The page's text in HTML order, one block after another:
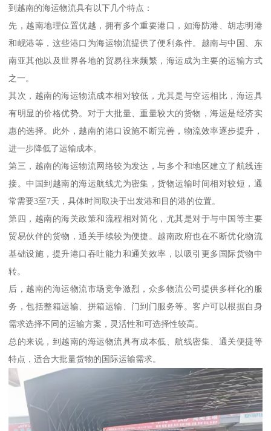
到越南的海运物流具有以下几个特点：
先，越南地理位置优越，拥有多个重要港口，如海防港、胡志明港
和岘港等，这些港口为海运物流提供了便利条件。越南与中国、东
南亚其他以及世界各地的贸易往来频繁，海运成为主要的运输方式
之一。
其次，越南的海运物流成本相对较低，尤其是与空运相比，海运具
有明显的价格优势。对于大批量、重量较大的货物，海运是经济实
惠的选择。此外，越南的港口设施不断完善，物流效率逐步提升，
进一步降低了运输成本。
第三，越南的海运物流网络较为发达，与多个和地区建立了航线连
接。中国到越南的海运航线尤为密集，货物运输时间相对较短，通
常需要3至7天，具体时间取决于出发港和目的港的位置。
第四，越南的海关政策和流程相对简化，尤其是对于与中国等主要
贸易伙伴的货物，通关手续较为便捷。越南政府也在不断优化物流
基础设施，提升港口吞吐能力和通关效率，以吸引更多国际货物中
转。
后，越南的海运物流市场竞争激烈，众多物流公司提供多样化的服
务，包括整箱运输、拼箱运输、门到门服务等。客户可以根据自身
需求选择不同的运输方案，灵活性和可选择性较高。
总的来说，到越南的海运物流具有成本低、航线密集、通关便捷等
特点，适合大批量货物的国际运输需求。